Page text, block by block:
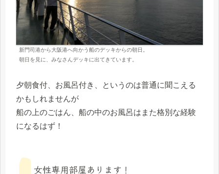
新門司港から大阪港へ向かう船のデッキからの朝日。
朝日を見に、みなさんデッキに出てきています。
夕朝食付、お風呂付き、というのは普通に聞こえる
かもしれませんが
船の上のごはん、船の中のお風呂はまた格別な経験
になるはず！
女性専用部屋あります！